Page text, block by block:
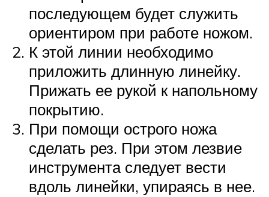
последующем будет служить
ориентиром при работе ножом.
К этой линии необходимо
приложить длинную линейку.
Прижать ее рукой к напольному
покрытию.
При помощи острого ножа
сделать рез. При этом лезвие
инструмента следует вести
вдоль линейки, упираясь в нее.